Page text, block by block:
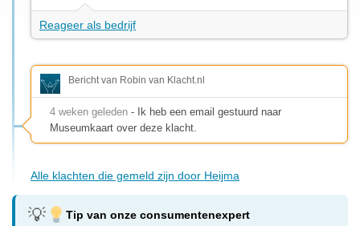
Reageer als bedrijf
Bericht van Robin van Klacht.nl
4 weken geleden - Ik heb een email gestuurd naar
Museumkaart over deze klacht.
Alle klachten die gemeld zijn door Heijma
Tip van onze consumentenexpert